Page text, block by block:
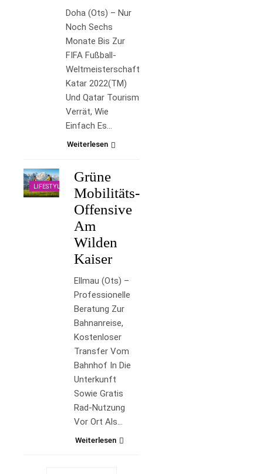
Doha (ots) – Nur
Noch Sechs
Monate Bis Zur
FIFA Fußball-
Weltmeisterschaft
Katar 2022(TM)
Und Qatar Tourism
Verrät, Wie
Einfach Es…
Weiterlesen
LIFESTYLE
Grüne
Mobilitäts-
Offensive
Am
Wilden
Kaiser
Ellmau (ots) –
Professionelle
Beratung Zur
Bahnanreise,
Kostenloser
Transfer Vom
Bahnhof In Die
Unterkunft
Sowie Gratis
Rad-Nutzung
Vor Ort Als…
Weiterlesen